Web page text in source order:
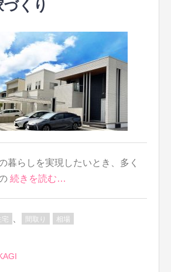
くり
暮らしを実現したいとき、多く
続きを読む…
宅 間取り 相場